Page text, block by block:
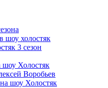
шоу холостяк
3 сезон
шоу Холостяк
Воробьев
шоу Холостяк